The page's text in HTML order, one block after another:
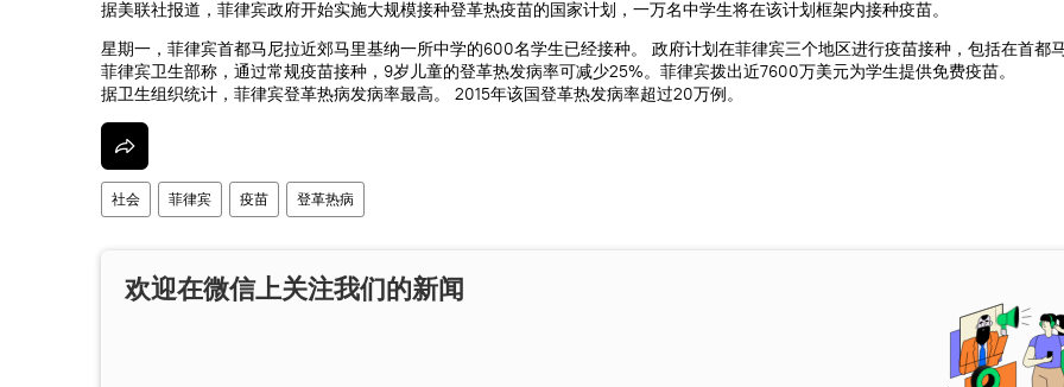
据美联社报道，菲律宾政府开始实施大规模接种登革热疫苗的国家计划，一万名中学生将在该计划框架内接种疫苗。
星期一，菲律宾首都马尼拉近郊马里基纳一所中学的600名学生已经接种。 政府计划在菲律宾三个地区进行疫苗接种，包括在首都
菲律宾卫生部称，通过常规疫苗接种，9岁儿童的登革热发病率可减少25%。菲律宾拨出近7600万美元为学生提供免费疫苗。
据卫生组织统计，菲律宾登革热病发病率最高。 2015年该国登革热发病率超过20万例。
社会 菲律宾 疫苗 登革热病
欢迎在微信上关注我们的新闻